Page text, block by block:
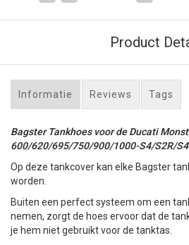
Product
Informatie Reviews Tags
Bagster Tankhoes voor de Ducati
600/620/695/750/900/1000-S4/S2R/
Op deze tankcover kan elke Bagster
worden.
Buiten een perfect systeem om een
nemen, zorgt de hoes ervoor dat de
je hem niet gebruikt voor de tanktas.